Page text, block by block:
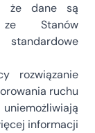
że dane są
ze Stanów
rozwiązanie
ruchu
informacji